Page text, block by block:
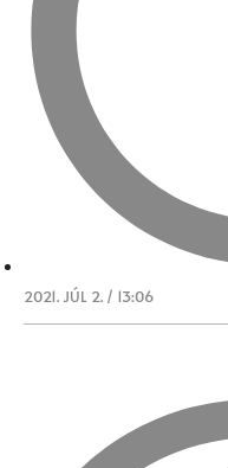
2021. JÚL 2. / 13:06